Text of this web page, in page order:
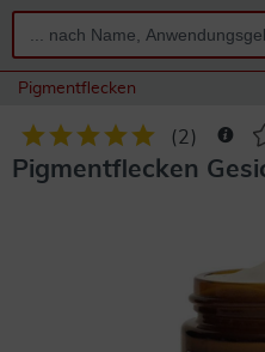
Pigmentflecken
(2 )
Pigmentflecken